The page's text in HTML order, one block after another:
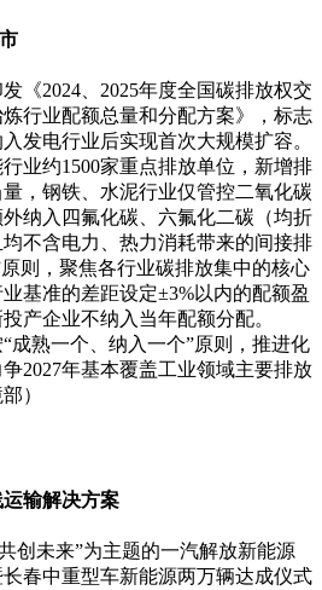
《2024、2025年度全国碳排放权交
行业配额总量和分配方案》，标志
发电行业后实现首次大规模扩容。
业约1500家重点排放单位，新增排
，钢铁、水泥行业仅管控二氧化碳
纳入四氟化碳、六氟化二碳（均折
不含电力、热力消耗带来的间接排
则，聚焦各行业碳排放集中的核心
基准的差距设定±3%以内的配额盈
产企业不纳入当年配额分配。
成熟一个、纳入一个”原则，推进化
2027年基本覆盖工业领域主要排放
）
输解决方案
创未来”为主题的一汽解放新能源
春中重型车新能源两万辆达成仪式